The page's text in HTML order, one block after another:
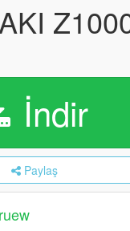
İndir
Paylaş